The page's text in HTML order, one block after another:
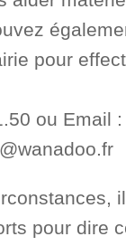
pour
ou Email :
pour dire